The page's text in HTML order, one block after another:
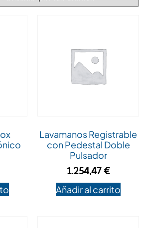
Lavamanos Registrable
con Pedestal Doble
Pulsador
1.254,47€
Añadir al carrito